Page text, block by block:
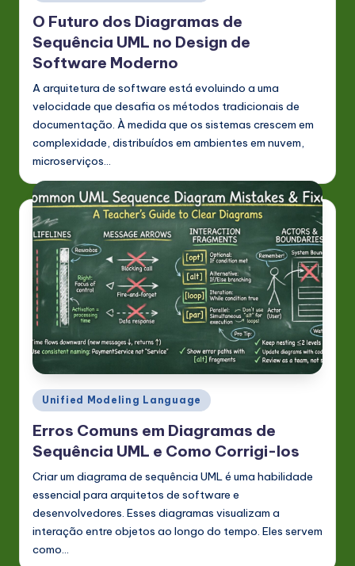
O Futuro dos Diagramas de
Sequência UML no Design de
Software Moderno
A arquitetura de software está evoluindo a uma
velocidade que desafia os métodos tradicionais de
documentação. À medida que os sistemas crescem em
complexidade, distribuídos em ambientes em nuvem,
microserviços…
Posted
in
Unified Modeling Language
Erros Comuns em Diagramas de
Sequência UML e Como Corrigi-los
Criar um diagrama de sequência UML é uma habilidade
essencial para arquitetos de software e
desenvolvedores. Esses diagramas visualizam a
interação entre objetos ao longo do tempo. Eles servem
como…